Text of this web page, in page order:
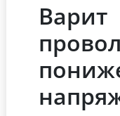
Варит